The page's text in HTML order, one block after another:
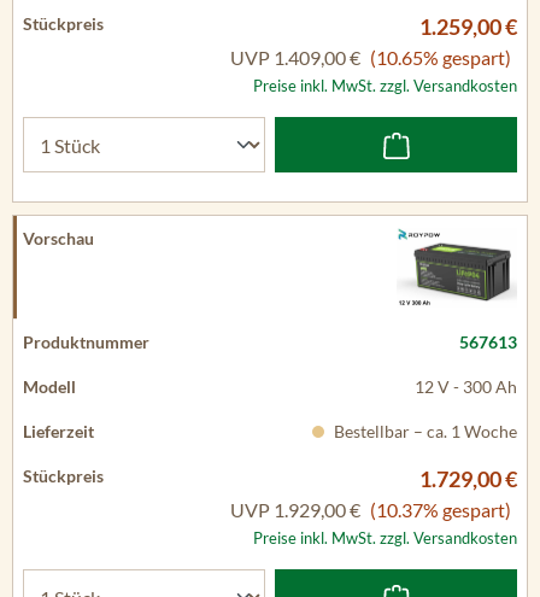
1.259,00 €
UVP 1.409,00 € (10.65% gespart)
Preise inkl. MwSt. zzgl. Versandkosten
567613
12 V - 300 Ah
Bestellbar – ca. 1 Woche
1.729,00 €
UVP 1.929,00 € (10.37% gespart)
Preise inkl. MwSt. zzgl. Versandkosten